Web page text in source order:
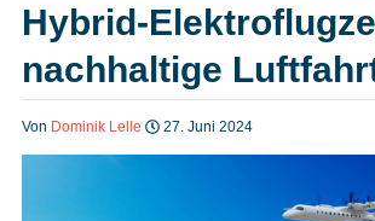
Abo
Hybrid-
nachhaltige
Von Dominik Lelle 27. Juni 2024